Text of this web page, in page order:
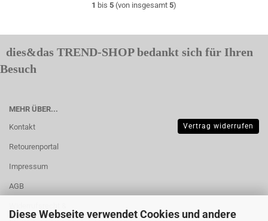
Diese Webseite verwendet Cookies und andere
1 bis 5 (von insgesamt 5)
dies&das TREND-SHOP bedankt sich für Ihren
Besuch
MEHR ÜBER...
Kontakt
Retourenportal
Impressum
AGB
Vertrag widerrufen